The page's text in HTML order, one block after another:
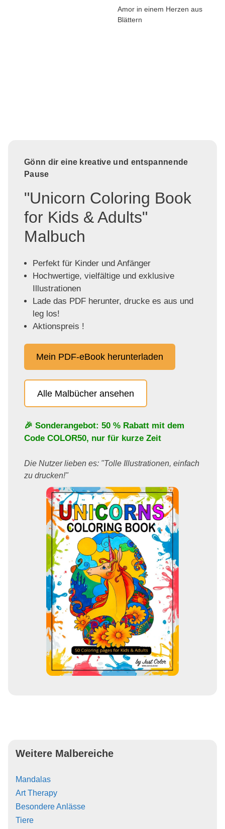
Amor in einem Herzen aus
Blättern
Gönn dir eine kreative und entspannende
Pause
"Unicorn Coloring Book
for Kids & Adults"
Malbuch
Perfekt für Kinder und Anfänger
Hochwertige, vielfältige und exklusive
Illustrationen
Lade das PDF herunter, drucke es aus und
leg los!
Aktionspreis !
Mein PDF-eBook herunterladen
Alle Malbücher ansehen
🎉 Sonderangebot: 50 % Rabatt mit dem
Code COLOR50, nur für kurze Zeit
Die Nutzer lieben es: "Tolle Illustrationen, einfach
zu drucken!"
Weitere Malbereiche
Mandalas
Art Therapy
Besondere Anlässe
Tiere